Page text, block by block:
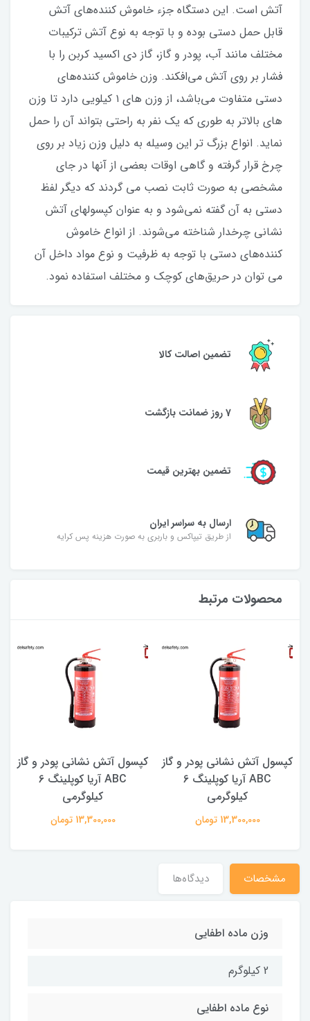
آتش است. این دستگاه جزء خاموش کننده‌های آتش
قابل حمل دستی بوده و با توجه به نوع آتش ترکیبات
مختلف مانند آب، پودر و گاز، گاز دی اکسید کربن را با
فشار بر روی آتش می‌افکند. وزن خاموش کننده‌های
دستی متفاوت می‌باشد، از وزن های ۱ کیلویی دارد تا وزن
های بالاتر به طوری که یک نفر به راحتی بتواند آن را حمل
نماید. انواع بزرگ تر این وسیله به دلیل وزن زیاد بر روی
چرخ قرار گرفته و گاهی اوقات بعضی از آنها در جای
مشخصی به صورت ثابت نصب می گردند که دیگر لفظ
دستی به آن گفته نمی‌شود و به عنوان کپسولهای آتش
نشانی چرخدار شناخته می‌شوند. از انواع خاموش
کننده‌های دستی با توجه به ظرفیت و نوع مواد داخل آن
می توان در حریق‌های کوچک و مختلف استفاده نمود.
تضمین اصالت کالا
7 روز ضمانت بازگشت
تضمین بهترین قیمت
ارسال به سراسر ایران
از طریق تیپاکس و باربری به صورت هزینه پس کرایه
محصولات مرتبط
کپسول آتش نشانی پودر و گاز
ABC آریا کوپلینگ 6
کیلوگرمی
13,300,000 تومان
کپسول آتش نشانی پودر و گاز
ABC آریا کوپلینگ 6
کیلوگرمی
13,300,000 تومان
مشخصات دیدگاه‌ها
وزن ماده اطفایی
2 کیلوگرم
نوع ماده اطفایی